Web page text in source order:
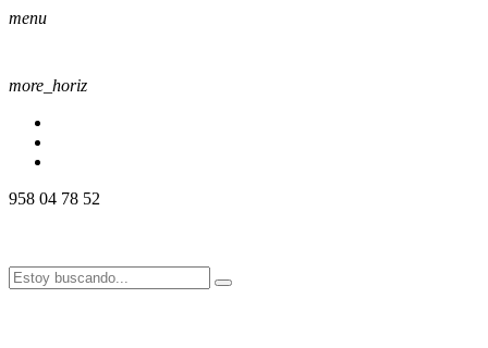
menu
more_horiz
958 04 78 52